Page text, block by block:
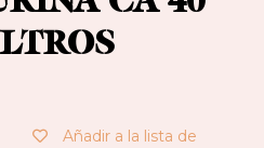
Añadir a la lista de